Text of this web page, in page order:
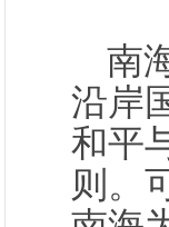
南
沿岸
和平
则。